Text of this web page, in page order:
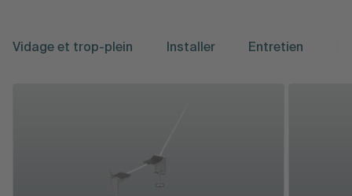
Vidage et trop-plein Installer Entretien